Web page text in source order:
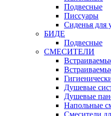
Подвесные
Писсуары
Сиденья для
БИДЕ
Подвесные
СМЕСИТЕЛИ
Душевые
Душевые
Напольные